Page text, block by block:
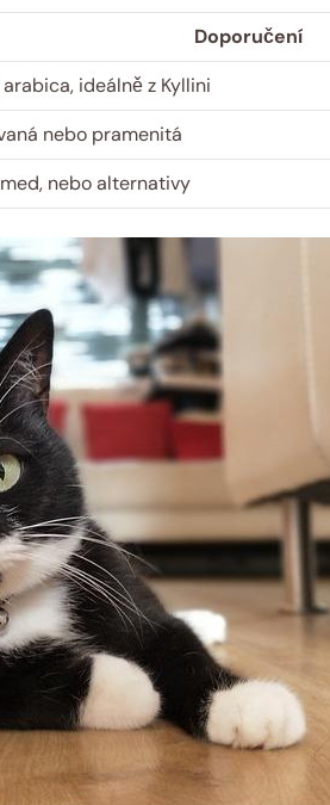
Doporučení
arabica, ideálně z Kyllini
nebo pramenitá
nebo alternativy